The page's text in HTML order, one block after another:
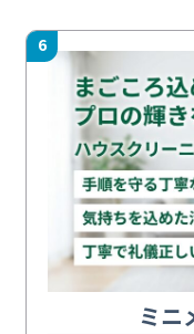
6
ミニ